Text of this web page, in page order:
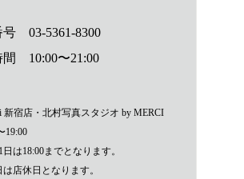
号03-5361-8300
間 10:00〜21:00
宿店・北村写真スタジオ by MERCI
19:00
は18:00までとなります。
店休日となります。